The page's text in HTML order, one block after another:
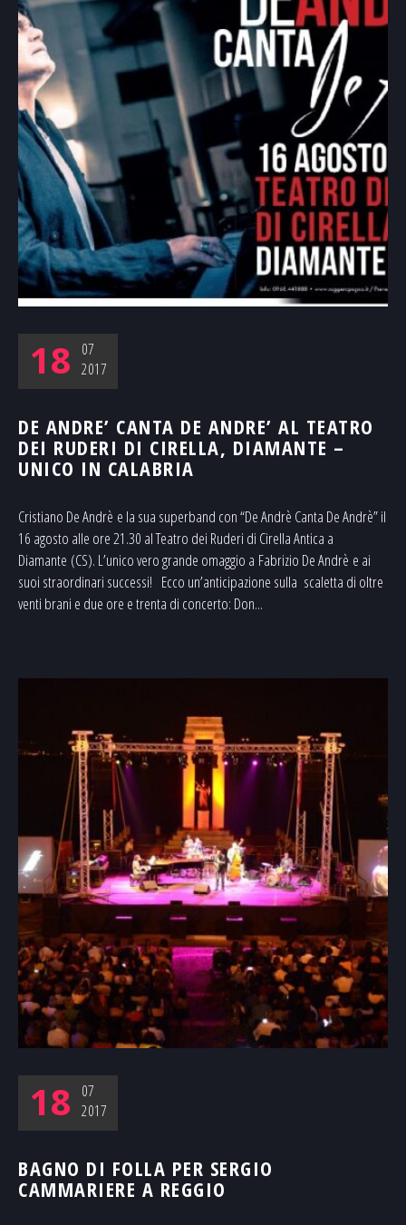
18
07
2017
DE ANDRE’ CANTA DE ANDRE’ AL TEATRO
DEI RUDERI DI CIRELLA, DIAMANTE –
UNICO IN CALABRIA
Cristiano De Andrè e la sua superband con “De Andrè Canta De Andrè” il
16 agosto alle ore 21.30 al Teatro dei Ruderi di Cirella Antica a
Diamante (CS). L’unico vero grande omaggio a Fabrizio De Andrè e ai
suoi straordinari successi! Ecco un’anticipazione sulla scaletta di oltre
venti brani e due ore e trenta di concerto: Don...
18
07
2017
BAGNO DI FOLLA PER SERGIO
CAMMARIERE A REGGIO